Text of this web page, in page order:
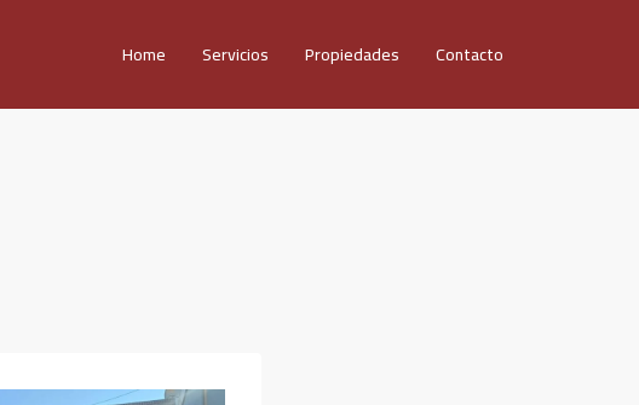
Home Servicios Propiedades Contacto